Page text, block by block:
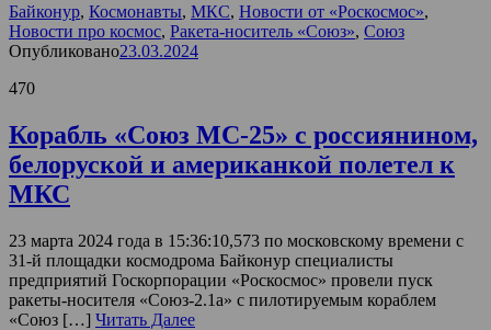
Байконур, Космонавты, МКС, Новости от «Роскосмос»,
Новости про космос, Ракета-носитель «Союз», Союз
Опубликовано23.03.2024
470
Корабль «Союз МС-25» с россиянином,
белоруской и американкой полетел к
МКС
23 марта 2024 года в 15:36:10,573 по московскому времени с
31-й площадки космодрома Байконур специалисты
предприятий Госкорпорации «Роскосмос» провели пуск
ракеты-носителя «Союз-2.1а» с пилотируемым кораблем
«Союз […] Читать Далее